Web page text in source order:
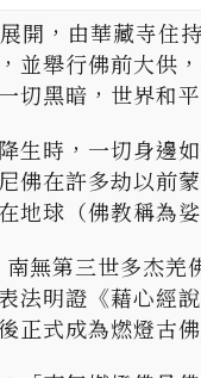
開，由華藏寺
並舉行佛前大供
切黑暗，世界和
生時，一切身邊
在許多劫以前
球（佛教稱為
無第三世多杰
明證《藉心經
正式成為燃燈古佛